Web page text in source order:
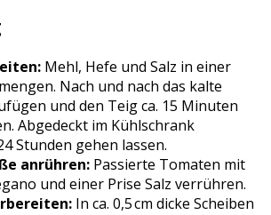
Mehl, Hefe und Salz in einer
Nach und nach das kalte
und den Teig ca. 15 Minuten
Abgedeckt im Kühlschrank
Stunden gehen lassen.
anrühren: Passierte Tomaten mit
und einer Prise Salz verrühren.
In ca. 0,5 cm dicke Scheiben